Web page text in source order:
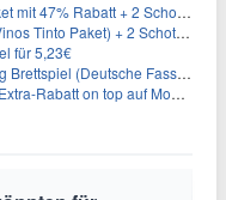
+ 2 Schott Zwiesel Gläser GRATIS für 29,99€
Schott Zwiesel Gläser für 25,99€ inkl. Versand
für 5,23€
(Deutsche Fassung) für 9,84€
on top auf Mode- und Sport-Artikel